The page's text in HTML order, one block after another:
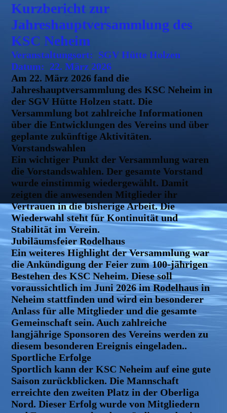
Kurzbericht zur
Jahreshauptversammlung des
KSC Neheim
Veranstaltungsort: SGV Hütte Holzen
Datum: 22. März 2026
Am 22. März 2026 fand die
Jahreshauptversammlung des KSC Neheim in
der SGV Hütte Holzen statt. Die
Versammlung bot zahlreiche Informationen
über die Entwicklungen des Vereins und über
geplante zukünftige Aktivitäten.
Vorstandswahlen
Ein wichtiger Punkt der Versammlung waren
die Vorstandswahlen. Der gesamte Vorstand
wurde einstimmig wiedergewählt. Damit
zeigten die anwesenden Mitglieder ihr
Vertrauen in die bisherige Arbeit. Die
Wiederwahl steht für Kontinuität und
Stabilität im Verein.
Jubiläumsfeier Rodelhaus
Ein weiteres Highlight der Versammlung war
die Ankündigung der Feier zum 100-jährigen
Bestehen des KSC Neheim. Diese soll
voraussichtlich im Juni 2026 im Rodelhaus in
Neheim stattfinden und wird ein besonderer
Anlass für alle Mitglieder und die gesamte
Gemeinschaft sein. Auch zahlreiche
langjährige Sponsoren des Vereins werden zu
diesem besonderen Ereignis eingeladen..
Sportliche Erfolge
Sportlich kann der KSC Neheim auf eine gute
Saison zurückblicken. Die Mannschaft
erreichte den zweiten Platz in der Oberliga
Nord. Dieser Erfolg wurde von Mitgliedern